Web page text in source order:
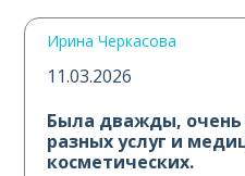
Ирина Черкасова
11.03.2026
Была дважды, очень
разных услуг и
косметических.